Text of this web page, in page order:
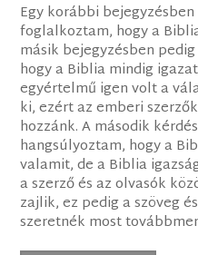
Egy korábbi
foglalkoztam, hogy a
másik bejegyzésben
hogy a Biblia mindig
egyértelmű igen volt a
ki, ezért az emberi
hozzánk. A második
hangsúlyoztam, hogy a
valamit, de a Biblia
a szerző és az olvasók
zajlik, ez pedig a szöveg
szeretnék most